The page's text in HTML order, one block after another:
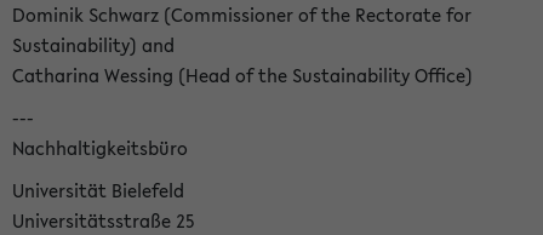
Dominik Schwarz (Commissioner of the Rectorate for
Sustainability) and
Catharina Wessing (Head of the Sustainability Office)
---
Nachhaltigkeitsbüro
Universität Bielefeld
Universitätsstraße 25